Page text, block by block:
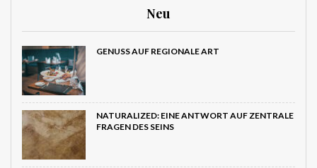
Neu
GENUSS AUF REGIONALE ART
NATURALIZED: EINE ANTWORT AUF ZENTRALE
FRAGEN DES SEINS